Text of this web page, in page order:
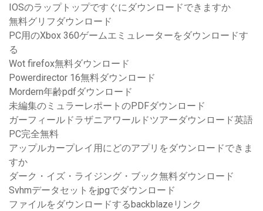
IOSのラップトップですぐにダウンロードできますか
無料グリフダウンロード
PC用のXbox 360ゲームエミュレーターをダウンロードす
る
Wot firefox無料ダウンロード
Powerdirector 16無料ダウンロード
Mordern年齢pdfダウンロード
未編集のミュラーレポートのPDFダウンロード
ガーフィールドラザニアワールドツアーダウンロード英語
PC完全無料
アップルカープレイ用にどのアプリをダウンロードできま
すか
ダーク・イズ・ライジング・ブック無料ダウンロード
Svhmデータセットをjpgでダウンロード
ファイルをダウンロードするbackblazeリンク